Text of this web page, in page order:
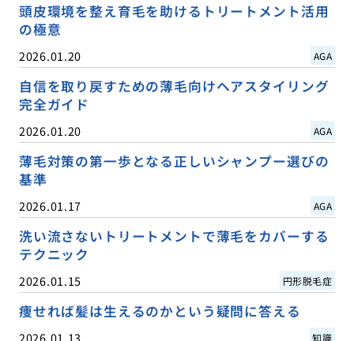
頭皮環境を整え育毛を助けるトリートメント活用
の極意
2026.01.20 AGA
自信を取り戻すための薄毛向けヘアスタイリング
完全ガイド
2026.01.20 AGA
薄毛対策の第一歩となる正しいシャンプー選びの
基準
2026.01.17 AGA
洗い流さないトリートメントで薄毛をカバーする
テクニック
2026.01.15 円形脱毛症
痩せれば髪は生えるのかという疑問に答える
2026.01.13 知識